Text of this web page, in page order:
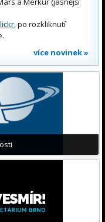
, po rozkliknutí
více novinek »